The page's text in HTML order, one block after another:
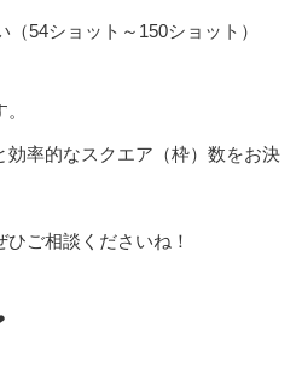
ショット～150ショット）
効率的なスクエア（枠）数をお決
ご相談くださいね！